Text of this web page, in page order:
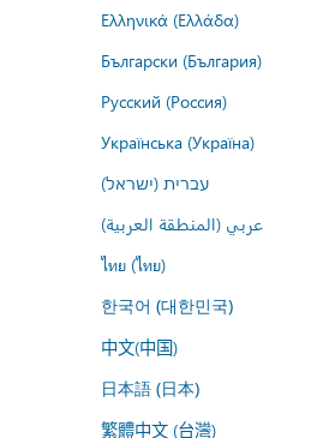
Ελληνικά (Ελλάδα)
Български (България)
Русский (Россия)
Українська (Україна)
עברית (ישראל)
عربي (المنطقة العربية)
ไทย (ไทย)
한국어 (대한민국)
中文(中国)
日本語 (日本)
繁體中文 (台灣)